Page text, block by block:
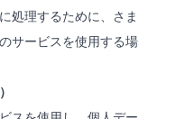
処理するために、さま
サービスを使用する場